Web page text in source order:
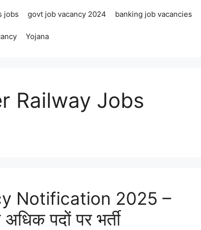
jobs govt job vacancy 2024 banking job vacancies
Yojana
Railway Jobs
Notification 2025 –
पदों पर भर्ती